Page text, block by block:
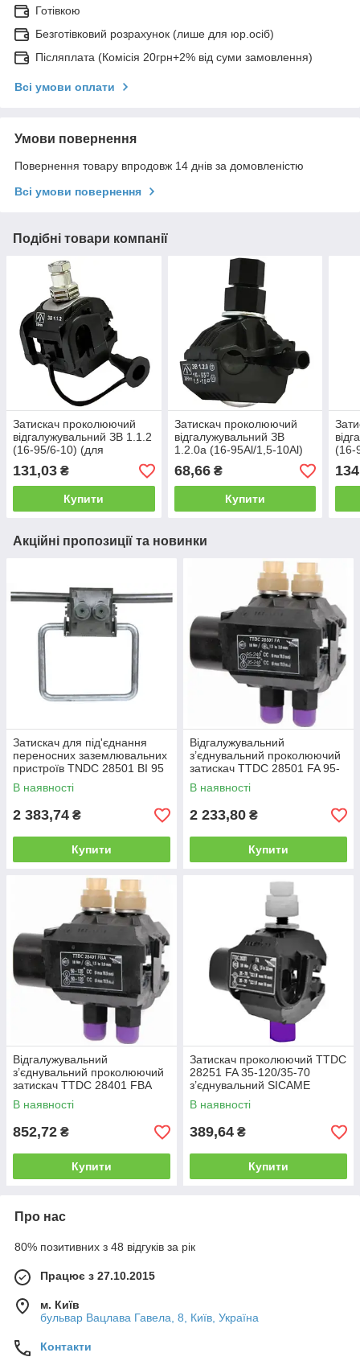
Готівкою
Безготівковий розрахунок (лише для юр.осіб)
Післяплата (Комісія 20грн+2% від суми замовлення)
Всі умови оплати
Умови повернення
Повернення товару впродовж 14 днів за домовленістю
Всі умови повернення
Подібні товари компанії
Затискач проколюючий
відгалужувальний ЗВ 1.1.2
(16-95/6-10) (для
заземлення) ЛІЗО
131,03 ₴
Купити
Затискач проколюючий
відгалужувальний ЗВ
1.2.0а (16-95Al/1,5-10Al)
ЛІЗО (для підключення
світильників)
68,66₴
Купити
(16-
Акційні пропозиції та новинки
Затискач для під'єднання
переносних заземлювальних
пристроїв TNDC 28501 BI 95
95-300 мм² SICAME,
проколювальний затискач зі
скобою
В наявності
2 383,74 ₴
Купити
Відгалужувальний
з’єднувальний проколюючий
затискач TTDC 28501 FA 95-
240/95-240 SICAME
В наявності
2 233,80 ₴
Купити
Відгалужувальний
з’єднувальний проколюючий
затискач TTDC 28401 FBA
50-120/50-120 SICAME
В наявності
852,72 ₴
Купити
Затискач проколюючий TTDC
28251 FA 35-120/35-70
з’єднувальний SICAME
В наявності
389,64 ₴
Купити
Про нас
80% позитивних з 48 відгуків за рік
Працює з 27.10.2015
м. Київ
бульвар Вацлава Гавела, 8, Київ, Україна
Контакти